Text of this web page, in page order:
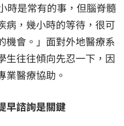
時是常有的事，但腦脊髓
病，幾小時的等待，很可
機會。」面對外地醫療系
生往往傾向先忍一下，因
業醫療協助。
早諮詢是關鍵